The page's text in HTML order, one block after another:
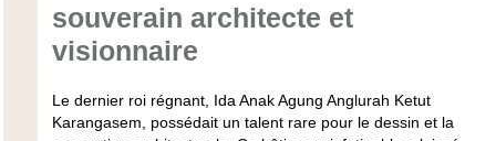
souverain architecte et
visionnaire
Le dernier roi régnant, Ida Anak Agung Anglurah Ketut
Karangasem, possédait un talent rare pour le dessin et la